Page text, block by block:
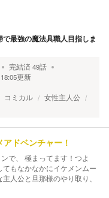
最強の魔法具職人目指しま
完結済49話
更新
コミカル
女性主人公
ドベンチャー！
で、 極まってます！つよ
もなかなかにイケメンムー
人公と旦那様のやり取り、